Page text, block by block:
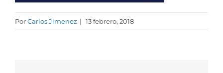
PorCarlos Jimenez | 13 febrero, 2018